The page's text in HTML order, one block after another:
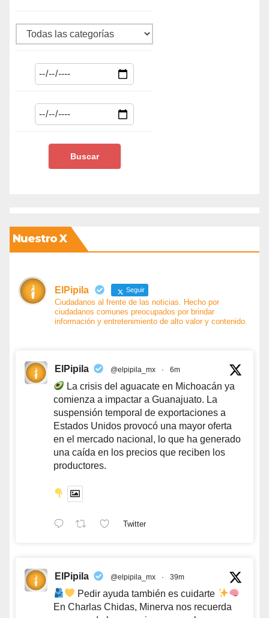
Nuestro X
ElPipila Seguir
Ciudadanos al frente de las noticias. Hecho por
ciudadanos comunes preocupados por brindar
información y entretenimiento de alto valor y contenido.
ElPipila @elpipila_mx · 6m
La crisis del aguacate en Michoacán ya
comienza a impactar a Guanajuato. La
suspensión temporal de exportaciones a
Estados Unidos provocó una mayor oferta
en el mercado nacional, lo que ha generado
una caída en los precios que reciben los
productores.
Twitter
ElPipila @elpipila_mx · 39m
Pedir ayuda también es cuidarte
En Charlas Chidas, Minerva nos recuerda